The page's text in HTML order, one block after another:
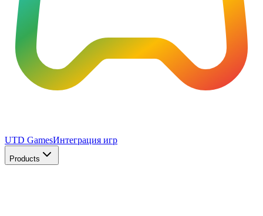
UTD GamesИнтеграция игр
Products